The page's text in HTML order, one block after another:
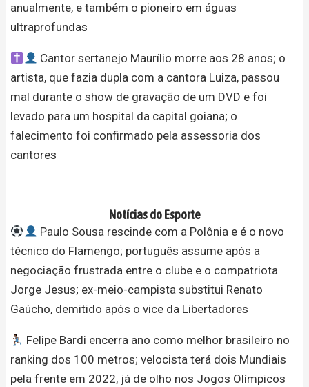
anualmente, e também o pioneiro em águas
ultraprofundas
Cantor sertanejo Maurílio morre aos 28 anos; o
artista, que fazia dupla com a cantora Luiza, passou
mal durante o show de gravação de um DVD e foi
levado para um hospital da capital goiana; o
falecimento foi confirmado pela assessoria dos
cantores
Notícias do Esporte
Paulo Sousa rescinde com a Polônia e é o novo
técnico do Flamengo; português assume após a
negociação frustrada entre o clube e o compatriota
Jorge Jesus; ex-meio-campista substitui Renato
Gaúcho, demitido após o vice da Libertadores
Felipe Bardi encerra ano como melhor brasileiro no
ranking dos 100 metros; velocista terá dois Mundiais
pela frente em 2022, já de olho nos Jogos Olímpicos